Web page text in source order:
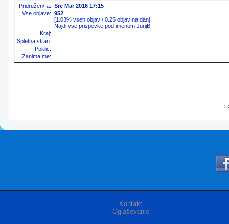
Pridružen/-a: Sre Mar 2016 17:15
Vse objave: 952
[1.03% vseh objav / 0.25 objav na dan]
Najdi vse prispevke pod imenom JurijB
Kraj:
Spletna stran:
Poklic:
Zanima me:
©
Kontakt
Oglaševanje